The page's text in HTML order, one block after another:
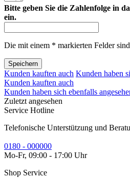
Bitte geben Sie die Zahlenfolge in
ein.
Die mit einem * markierten Felder
Speichern
Kunden kauften auch Kunden haben
Kunden kauften auch
Kunden haben sich ebenfalls
Zuletzt angesehen
Service Hotline
Telefonische Unterstützung und
0180 - 000000
Mo-Fr, 09:00 - 17:00 Uhr
Shop Service